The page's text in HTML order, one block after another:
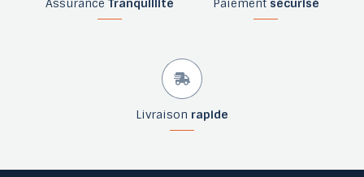
Assurance Tranquillité Paiement sécurisé
Livraison rapide